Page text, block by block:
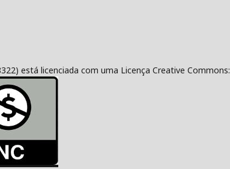
está licenciada com uma Licença Creative Commons: